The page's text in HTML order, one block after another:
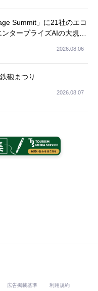
Summit」に21社のエコ
タープライズAIの大規模
2026.08.06
砲まつり
2026.08.07
広告掲載基準 利用規約